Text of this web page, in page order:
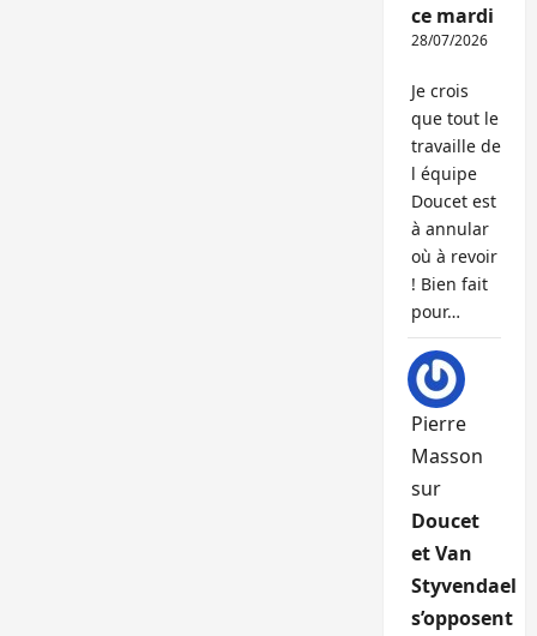
ce mardi
28/07/2026
Je crois
que tout le
travaille de
l équipe
Doucet est
à annular
où à revoir
! Bien fait
pour…
Pierre
Masson
sur
Doucet
et Van
Styvendael
s’opposent